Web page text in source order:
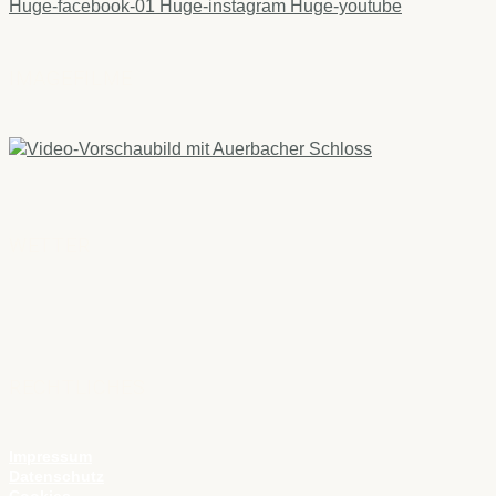
Huge-facebook-01 Huge-instagram Huge-youtube